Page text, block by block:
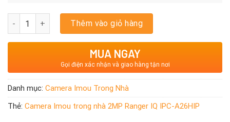
Camera Imou trong nhà 2MP Ranger IQ IPC-A26HIP số lượng
Thêm vào giỏ hàng
MUA NGAY
Gọi điện xác nhận và giao hàng tận nơi
Danh mục: Camera Imou Trong Nhà
Thẻ: Camera Imou trong nhà 2MP Ranger IQ IPC-A26HIP